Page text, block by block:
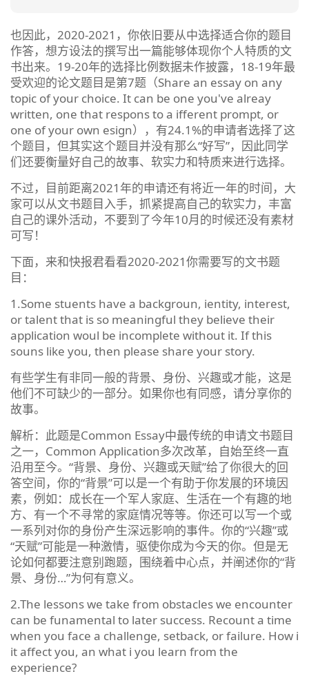
也因此，2020-2021，你依旧要从中选择适合你的题目
作答，想方设法的撰写出一篇能够体现你个人特质的文
书出来。19-20年的选择比例数据未作披露，18-19年最
受欢迎的论文题目是第7题（Share an essay on any
topic of your choice. It can be one you've alreay
written, one that respons to a ifferent prompt, or
one of your own esign），有24.1%的申请者选择了这
个题目，但其实这个题目并没有那么“好写”，因此同学
们还要衡量好自己的故事、软实力和特质来进行选择。
不过，目前距离2021年的申请还有将近一年的时间，大
家可以从文书题目入手，抓紧提高自己的软实力，丰富
自己的课外活动，不要到了今年10月的时候还没有素材
可写！
下面，来和快报君看看2020-2021你需要写的文书题
目：
1.Some stuents have a backgroun, ientity, interest,
or talent that is so meaningful they believe their
application woul be incomplete without it. If this
souns like you, then please share your story.
有些学生有非同一般的背景、身份、兴趣或才能，这是
他们不可缺少的一部分。如果你也有同感，请分享你的
故事。
解析：此题是Common Essay中最传统的申请文书题目
之一，Common Application多次改革，自始至终一直
沿用至今。“背景、身份、兴趣或天赋”给了你很大的回
答空间，你的“背景”可以是一个有助于你发展的环境因
素，例如：成长在一个军人家庭、生活在一个有趣的地
方、有一个不寻常的家庭情况等等。你还可以写一个或
一系列对你的身份产生深远影响的事件。你的“兴趣”或
“天赋”可能是一种激情，驱使你成为今天的你。但是无
论如何都要注意别跑题，围绕着中心点，并阐述你的“背
景、身份…”为何有意义。
2.The lessons we take from obstacles we encounter
can be funamental to later success. Recount a time
when you face a challenge, setback, or failure. How i
it affect you, an what i you learn from the
experience?